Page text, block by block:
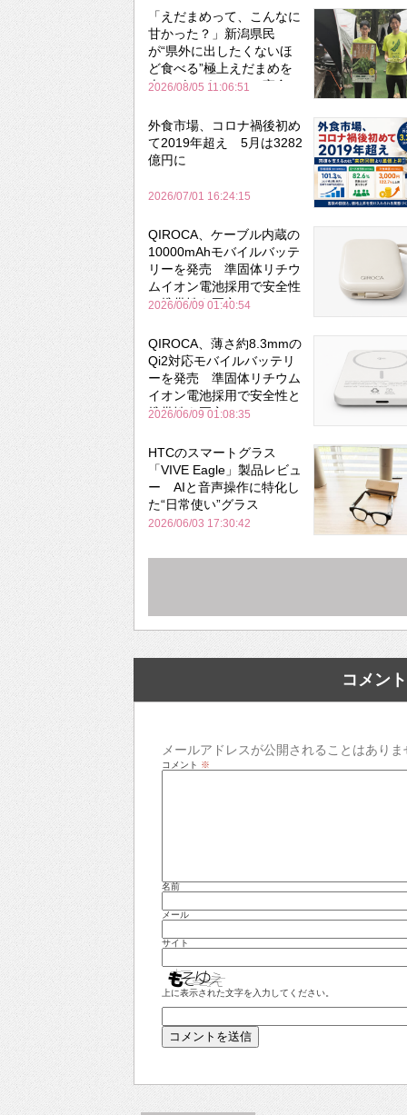
「えだまめって、こんなに
甘かった？」新潟県民
が“県外に出したくないほ
ど食べる”極上えだまめを
森のビアガーデンで実食
2026/08/05 11:06:51
外食市場、コロナ禍後初め
て2019年超え 5月は3282
億円に
2026/07/01 16:24:15
QIROCA、ケーブル内蔵の
10000mAhモバイルバッテ
リーを発売 準固体リチウ
ムイオン電池採用で安全性
と携帯性を両立
2026/06/09 01:40:54
QIROCA、薄さ約8.3mmの
Qi2対応モバイルバッテリ
ーを発売 準固体リチウム
イオン電池採用で安全性と
携帯性を両立
2026/06/09 01:08:35
HTCのスマートグラス
「VIVE Eagle」製品レビュ
ー AIと音声操作に特化し
た“日常使い”グラス
2026/06/03 17:30:42
コメン
メールアドレスが公開されることはありま
コメント ※
名前
メール
サイト
上に表示された文字を入力してください。